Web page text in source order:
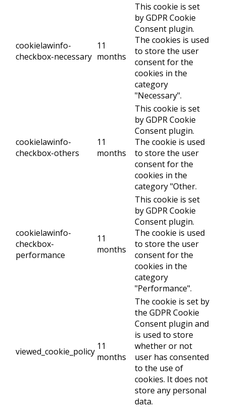
cookielawinfo-
checkbox-necessary
11
months
This cookie is set
by GDPR Cookie
Consent plugin.
The cookies is used
to store the user
consent for the
cookies in the
category
"Necessary".
cookielawinfo-
checkbox-others
11
months
This cookie is set
by GDPR Cookie
Consent plugin.
The cookie is used
to store the user
consent for the
cookies in the
category "Other.
cookielawinfo-
checkbox-
performance
11
months
This cookie is set
by GDPR Cookie
Consent plugin.
The cookie is used
to store the user
consent for the
cookies in the
category
"Performance".
viewed_cookie_policy 11
months
The cookie is set by
the GDPR Cookie
Consent plugin and
is used to store
whether or not
user has consented
to the use of
cookies. It does not
store any personal
data.